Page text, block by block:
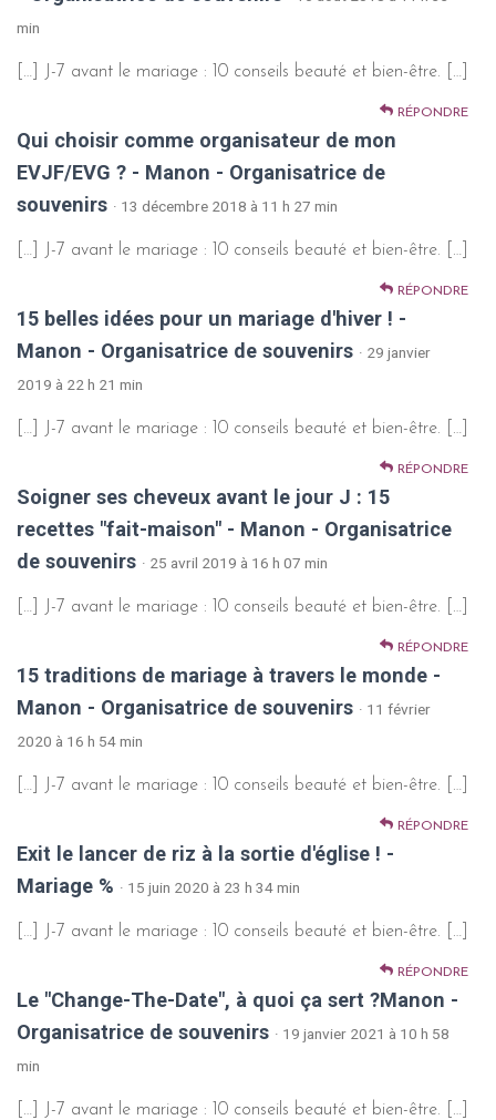
min
[…] J-7 avant le mariage : 10 conseils beauté et bien-être. […]
RÉPONDRE
Qui choisir comme organisateur de mon
EVJF/EVG ? - Manon - Organisatrice de
souvenirs · 13 décembre 2018 à 11 h 27 min
[…] J-7 avant le mariage : 10 conseils beauté et bien-être. […]
RÉPONDRE
15 belles idées pour un mariage d'hiver ! -
Manon - Organisatrice de souvenirs · 29 janvier
2019 à 22 h 21 min
[…] J-7 avant le mariage : 10 conseils beauté et bien-être. […]
RÉPONDRE
Soigner ses cheveux avant le jour J : 15
recettes "fait-maison" - Manon - Organisatrice
de souvenirs · 25 avril 2019 à 16 h 07 min
[…] J-7 avant le mariage : 10 conseils beauté et bien-être. […]
RÉPONDRE
15 traditions de mariage à travers le monde -
Manon - Organisatrice de souvenirs · 11 février
2020 à 16 h 54 min
[…] J-7 avant le mariage : 10 conseils beauté et bien-être. […]
RÉPONDRE
Exit le lancer de riz à la sortie d'église ! -
Mariage % · 15 juin 2020 à 23 h 34 min
[…] J-7 avant le mariage : 10 conseils beauté et bien-être. […]
RÉPONDRE
Le "Change-The-Date", à quoi ça sert ?Manon -
Organisatrice de souvenirs · 19 janvier 2021 à 10 h 58
min
[…] J-7 avant le mariage : 10 conseils beauté et bien-être. […]